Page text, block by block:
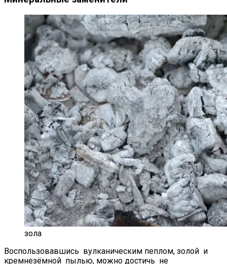
зола
Воспользовавшись вулканическим пеплом, золой и
кремнезёмной пылью, можно достичь не